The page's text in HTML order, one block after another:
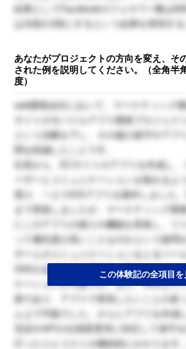
結果としてFacebookのフォロワー数は
は当初の3倍にするという結果を実現する
あなたがプロジェクトの方向を変え、そ
された例を説明してください。（全角半
度）
web開発会社において、マーケティング
サイトのモバイルアプリ開発プロジェク
という決断を下し、その後の保守やアプ
間を削減したことです。
社長から、ECサイトのアプリを作成し
ーザーとコミュニケーションを取れるよ
受け、一人でiOSアプリを製作しました
まで実装しましたが、マーケティング業
にこのアプリの残りの機能を実装し、リ
って優先度が高いことなのかという疑問
ザーとのコミュニケーションをとるツー
SNSがあります。拡散力が高く、メッセ
ケーションが可能です。また、SNS上で
易であり、アプリで実現したいことの多
ム上で可能でした。さらにアプリを作成
言語やAPIの仕様変更等に対応して保守
行ったりとコストが継続的にかかります
この体験記の全項目を